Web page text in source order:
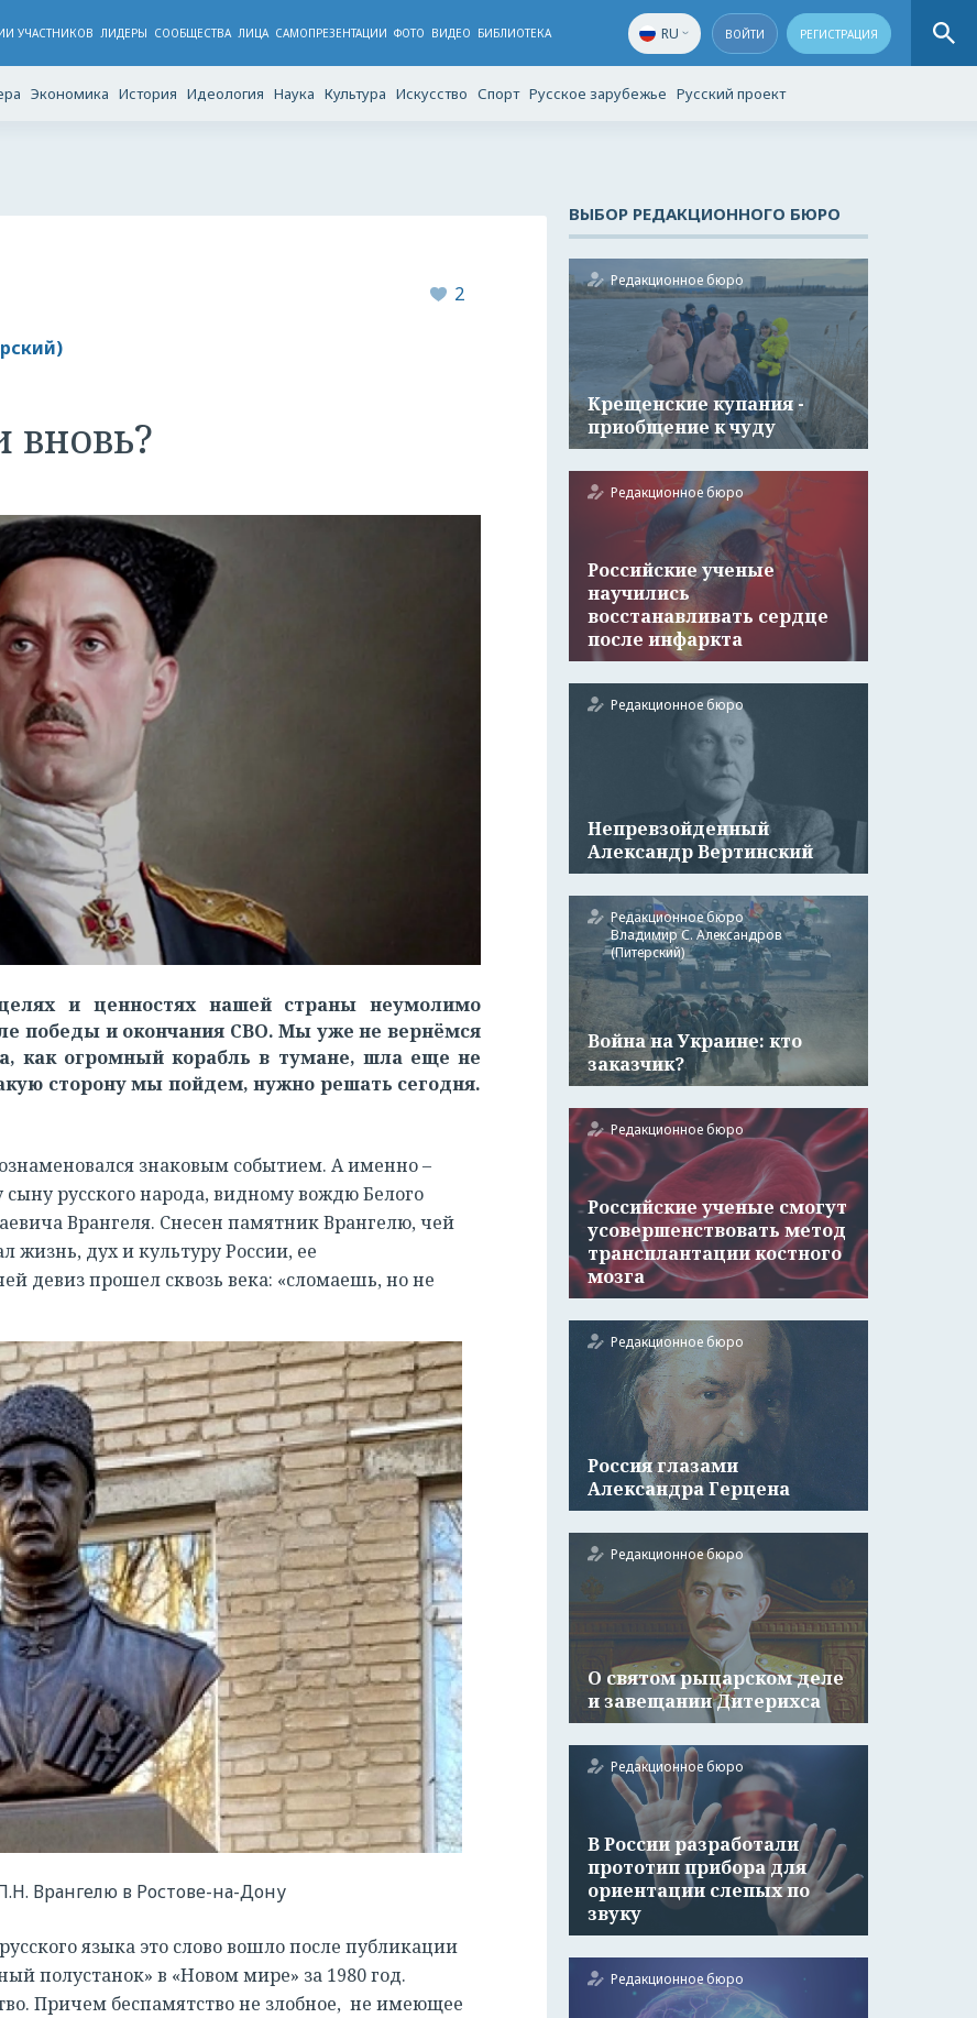
УЧАСТНИКОВ ЛИДЕРЫ CООБЩЕСТВА ЛИЦА САМОПРЕЗЕНТАЦИИ ФОТО ВИДЕО БИБЛИОТЕКА RU ВОЙТИ РЕГИСТРАЦИЯ
Экономика История Идеология Наука Культура Искусство Спорт Русское зарубежье Русский проект
2
вновь?
и ценностях нашей страны неумолимо
победы и окончания СВО. Мы уже не вернёмся
как огромный корабль в тумане, шла еще не
сторону мы пойдем, нужно решать сегодня.
знаковым событием. А именно –
русского народа, видному вождю Белого
Врангеля. Снесен памятник Врангелю, чей
дух и культуру России, ее
девиз прошел сквозь века: «сломаешь, но не
Врангелю в Ростове-на-Дону
языка это слово вошло после публикации
полустанок» в «Новом мире» за 1980 год.
Причем беспамятство не злобное, не имеющее
ВЫБОР РЕДАКЦИОННОГО БЮРО
Редакционное бюро
Крещенские купания -
приобщение к чуду
Редакционное бюро
Российские ученые
научились
восстанавливать сердце
после инфаркта
Редакционное бюро
Непревзойденный
Александр Вертинский
Редакционное бюро
Владимир С. Александров
(Питерский)
Война на Украине: кто
заказчик?
Редакционное бюро
Российские ученые смогут
усовершенствовать метод
трансплантации костного
мозга
Редакционное бюро
Россия глазами
Александра Герцена
Редакционное бюро
О святом рыцарском деле
и завещании Дитерихса
Редакционное бюро
В России разработали
прототип прибора для
ориентации слепых по
звуку
Редакционное бюро